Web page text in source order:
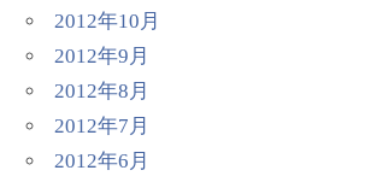
2012年10月
2012年9月
2012年8月
2012年7月
2012年6月